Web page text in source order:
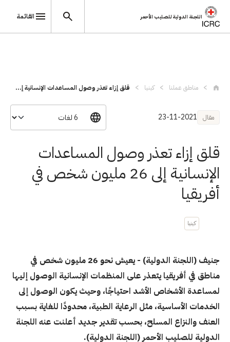
اللجنة الدولية للصليب الأحمر القائمة
مناطق عملنا كينيا قلق إزاء تعذر وصول المساعدات الإنسانية إ...
مقال 23-11-2021
قلق إزاء تعذر وصول المساعدات
الإنسانية إلى 26 مليون شخص في
أفريقيا
كينيا
جنيف (اللجنة الدولية) - يعيش نحو 26 مليون شخص في
مناطق في أفريقيا يتعذر على المنظمات الإنسانية الوصول إليها
لمساعدة الأشخاص الأشد احتياجًا، وحيث يكون الوصول إلى
الخدمات الأساسية، مثل الرعاية الطبية، محدودًا للغاية بسبب
العنف والنزاع المسلح، بحسب تقدير جديد أعلنت عنه اللجنة
الدولية للصليب الأحمر (اللجنة الدولية).